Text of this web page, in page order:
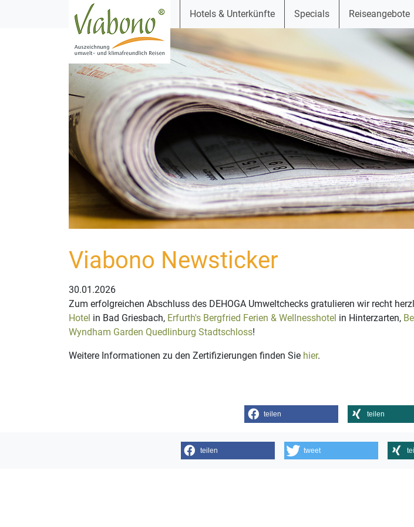
Hotels & Unterkünfte Specials Reiseangebote
Viabono Newsticker
30.01.2026
Zum erfolgreichen Abschluss des DEHOGA Umweltchecks gratulieren wir recht
Hotel in Bad Griesbach, Erfurth's Bergfried Ferien & Wellnesshotel in Hinterzarten,
Wyndham Garden Quedlinburg Stadtschloss!
Weitere Informationen zu den Zertifizierungen finden Sie hier.
teilen teilen
teilen tweet